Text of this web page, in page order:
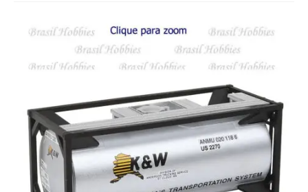
Meu Carrinho
Minha conta